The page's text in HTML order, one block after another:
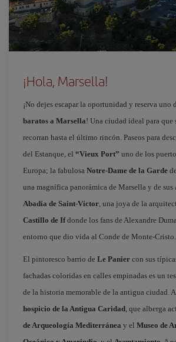
¡Hola, Marsella!
¡No dejes escapar la oportunidad y reserva uno
baratos a Marsella! Una ciudad ideal para que
recorran hasta el último rincón. Paseos para
del Estanque, el “Vieux Port” uno de los
Europa; la fabulosa Notre-Dame de la Garde
una magnífica panorámica de Marsella y de sus
Abadía de Saint-Víctor, una joya de la
Castillo de Ifdonde los fans de Alexandre
entorno que dio vida al Conde de Monte-Cristo.
El pintoresco barrio de Le Panier con sus
fachadas coloridas en calles empinadas es un
de la historia memorable de la antigua ciudad.
hospicio de la Antigua Caridad, que alberga
de Arqueología Mediterránea y el Museo de